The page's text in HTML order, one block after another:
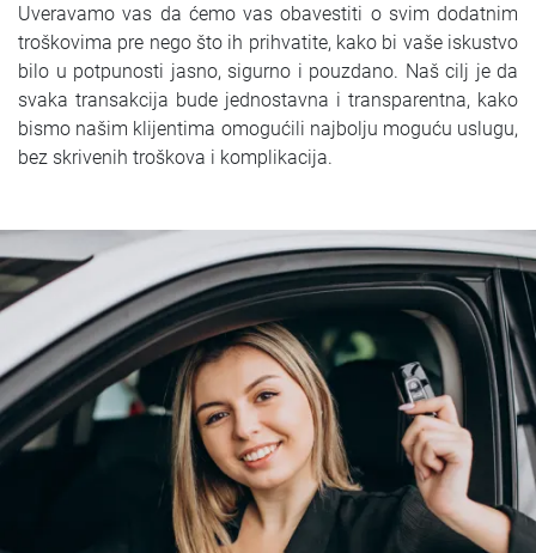
Uveravamo vas da ćemo vas obavestiti o svim dodatnim
troškovima pre nego što ih prihvatite, kako bi vaše iskustvo
bilo u potpunosti jasno, sigurno i pouzdano. Naš cilj je da
svaka transakcija bude jednostavna i transparentna, kako
bismo našim klijentima omogućili najbolju moguću uslugu,
bez skrivenih troškova i komplikacija.